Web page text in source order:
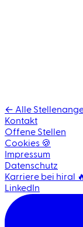
← Alle
Kontakt
Offene Stellen
Cookies 🍪
Impressum
Datenschutz
Karriere bei hiral
LinkedIn